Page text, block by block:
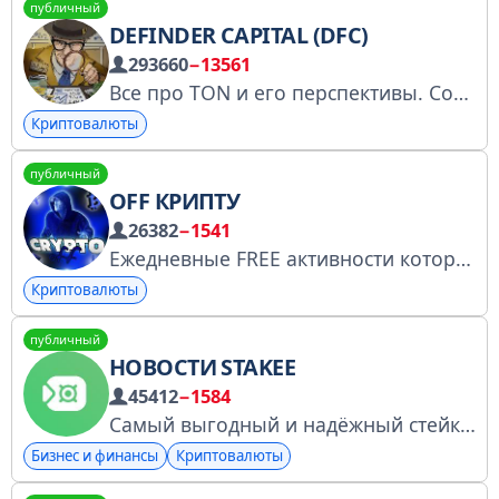
публичный
DEFINDER CAPITAL (DFC)
293660−13561
Все про TON и его перспективы. Сотрудничество: @deftalk_bot @DeFinder_Capital_eng - ENG channel Ссылка для друзей: https://t.me/+55GH-xi3PCZhMzYy
Криптовалюты
публичный
OFF КРИПТУ
26382−1541
Ежедневные FREE активности которые помогут тебе выбраться со дна. Чатик https://t.me/+sGIi2M1OajUxZjEy Реф чат t.me/cryptoreferalchatt Менеджер - @Andryshaa_13, @optar_cpa , @prodamrht244, @nftcriptahueta Админ- @crypthelper (по всем вопросам)
Криптовалюты
публичный
НОВОСТИ STAKEE
45412−1584
Самый выгодный и надёжный стейкинг TON. stakee.org / stakee.ton @StakeeBot
Бизнес и финансы Криптовалюты